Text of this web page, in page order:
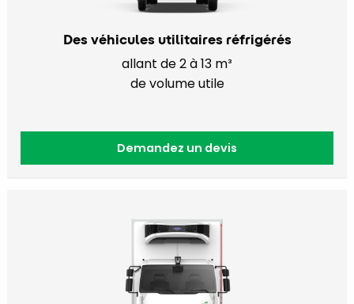
Des véhicules utilitaires réfrigérés
allant de 2 à 13 m³
de volume utile
Demandez un devis